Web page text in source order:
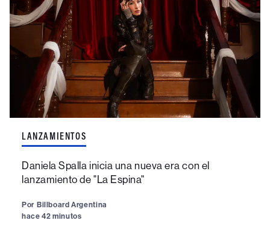
LANZAMIENTOS
Daniela Spalla inicia una nueva era con el
lanzamiento de "La Espina"
Por Billboard Argentina
hace 42 minutos